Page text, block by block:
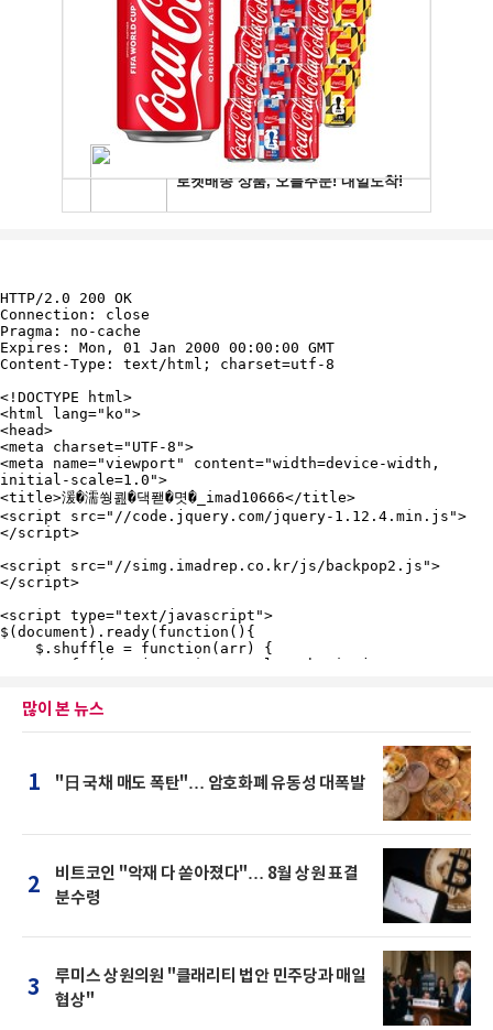
많이 본 뉴스
1 "日 국채 매도 폭탄"… 암호화폐 유동성 대폭발
2
비트코인 "악재 다 쏟아졌다"… 8월 상원 표결
분수령
3
루미스 상원의원 "클래리티 법안 민주당과 매일
협상"